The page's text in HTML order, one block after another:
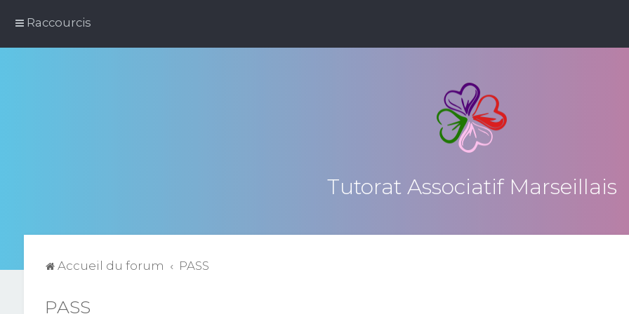
Raccourcis
Tutorat Associatif Marseillais
Accueil du forum PASS
PASS